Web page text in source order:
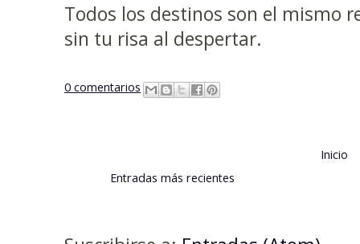
Todos los destinos son el mismo
sin tu risa al despertar.
0 comentarios
Entradas más recientes
Inicio